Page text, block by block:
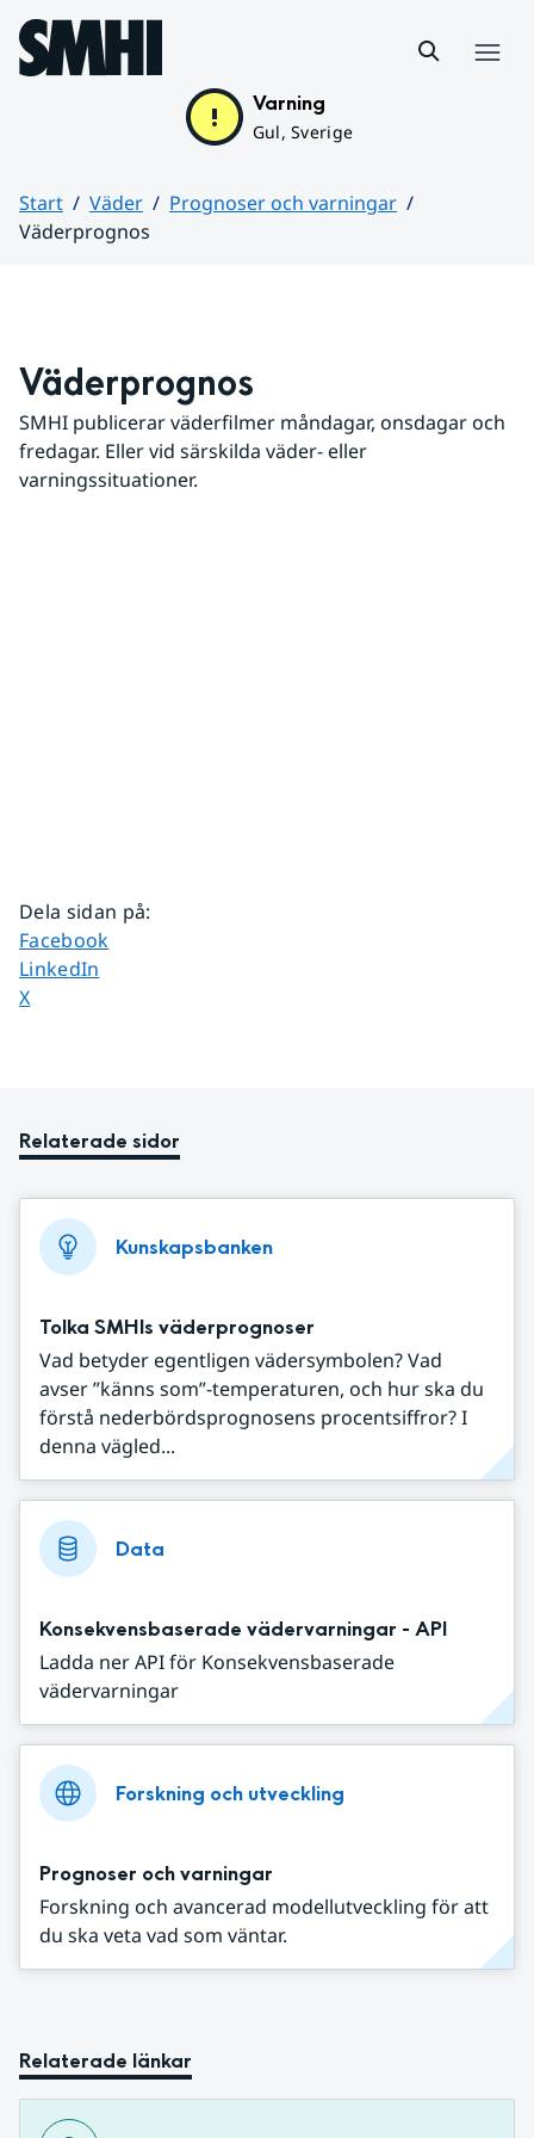
Hoppa till sidans innehåll
Varning
Gul, Sverige
Start Väder
Prognoser och varningar
Väderprognos
Väderprognos
SMHI publicerar väderfilmer måndagar, onsdagar och
fredagar. Eller vid särskilda väder- eller
varningssituationer.
Dela sidan på:
Dela sidan på
Facebook
Dela sidan på
LinkedIn
Dela sidan på
X
Relaterade sidor
Kunskapsbanken
Tolka SMHIs väderprognoser
Vad betyder egentligen vädersymbolen? Vad
avser ”känns som”-temperaturen, och hur ska du
förstå nederbördsprognosens procentsiffror? I
denna vägled...
Data
Konsekvensbaserade vädervarningar - API
Ladda ner API för Konsekvensbaserade
vädervarningar
Forskning och utveckling
Prognoser och varningar
Forskning och avancerad modellutveckling för att
du ska veta vad som väntar.
Relaterade länkar